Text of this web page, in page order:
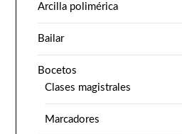
Arcilla polimérica
Bailar
Bocetos
Clases magistrales
Marcadores